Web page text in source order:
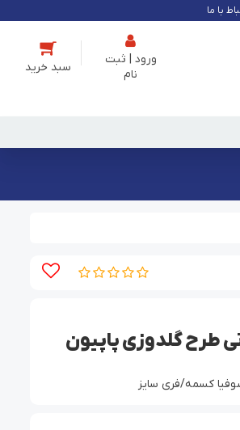
با ما
ورود | ثبت
نام
طرح گلدوزی پاپیون
کسمه/فری سایز